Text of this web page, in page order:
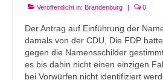
Veröffentlicht in: Brandenburg | 0
Der Antrag auf Einführung der
damals von der CDU, Die FDP
gegen die Namensschilder
es bis dahin nicht einen einzigen
bei Vorwürfen nicht identifiziert